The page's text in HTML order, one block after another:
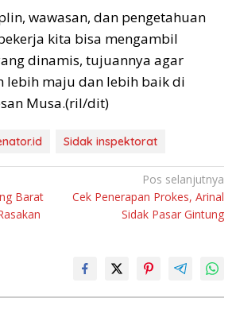
wawasan, dan pengetahuan
kita bisa mengambil
dinamis, tujuannya agar
lebih maju dan lebih baik di
Musa.(ril/dit)
Sidak inspektorat
Barat
Pos selanjutnya
Cek Penerapan Prokes, Arinal
Sidak Pasar Gintung